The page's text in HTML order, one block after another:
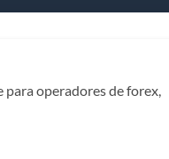
operadores de forex,